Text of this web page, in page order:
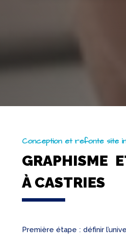
Conception et refonte site
GRAPHISME
À CASTRIES
Première étape : définir